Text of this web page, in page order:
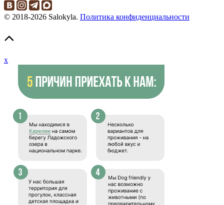
© 2018-2026 Salokyla. Политика конфиденциальности
x